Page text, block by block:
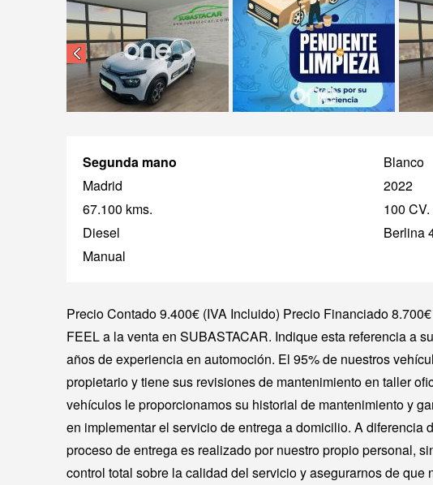
Segunda mano
Madrid
67.100 kms.
Diesel
Manual
Blanco
2022
100 CV.
Berlina
Precio Contado 9.400€ (IVA Incluido) Precio Financiado
FEEL a la venta en SUBASTACAR. Indique esta referencia a
años de experiencia en automoción. El 95% de nuestros
propietario y tiene sus revisiones de mantenimiento en taller
vehículos le proporcionamos su historial de mantenimiento y
en implementar el servicio de entrega a domicilio. A diferencia
proceso de entrega es realizado por nuestro propio personal,
control total sobre la calidad del servicio y asegurarnos de